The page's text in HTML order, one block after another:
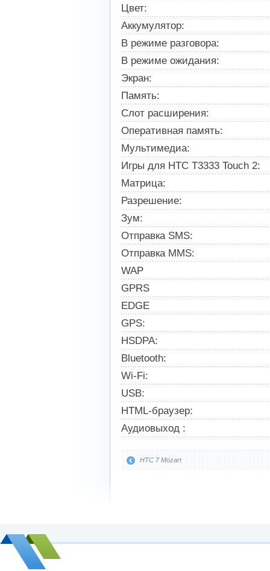
Цвет:
Аккумулятор:
В режиме разговора:
В режиме ожидания:
Экран:
Память:
Слот расширения:
Оперативная память:
Мультимедиа:
Игры для HTC T3333 Touch 2:
Матрица:
Разрешение:
Зум:
Отправка SMS:
Отправка MMS:
WAP
GPRS
EDGE
GPS:
HSDPA:
Bluetooth:
Wi-Fi:
USB:
HTML-браузер:
Аудиовыход :
HTC 7 Mozart